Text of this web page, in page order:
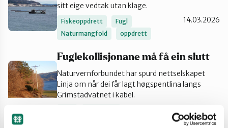
sitt eige vedtak utan klage.
Fiskeoppdrett
Fugl
Naturmangfold
oppdrett
14.03.2026
Fuglekollisjonane må få ein slutt
Naturvernforbundet har spurd nettselskapet
Linja om når dei får lagt høgspentlina langs
Grimstadvatnet i kabel.